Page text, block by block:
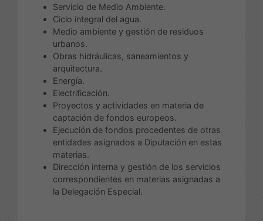
Servicio de Medio Ambiente.
Ciclo integral del agua.
Medio ambiente y gestión de residuos
urbanos.
Obras hidráulicas, saneamientos y
arquitectura.
Energía.
Electrificación.
Proyectos y actividades en materia de
captación de fondos europeos.
Ejecución de fondos procedentes de otras
entidades asignados a Diputación en estas
materias.
Dirección interna y gestión de los servicios
correspondientes en materias asignadas a
la Delegación Especial.